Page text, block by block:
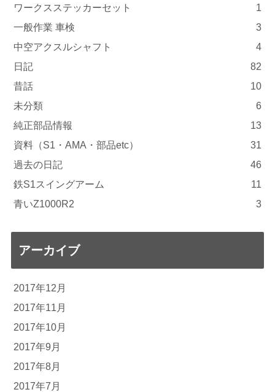
ワークスステッカーセット
1
一般作業 車検
3
中空アクスルシャフト
4
日記
82
昔話
10
未分類
6
純正部品情報
13
資料（S1・AMA・部品etc）
31
過去の日記
46
鉄S1スイングアーム
11
青いZ1000R2
3
アーカイブ
2017年12月
2017年11月
2017年10月
2017年9月
2017年8月
2017年7月